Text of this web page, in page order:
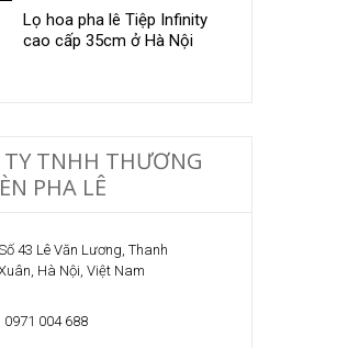
Lọ hoa pha lê Tiệp Infinity
cao cấp 35cm ở Hà Nội
TY TNHH THƯƠNG
PHA LÊ
43 Lê Văn Lương, Thanh
Hà Nội, Việt Nam
0971 004 688